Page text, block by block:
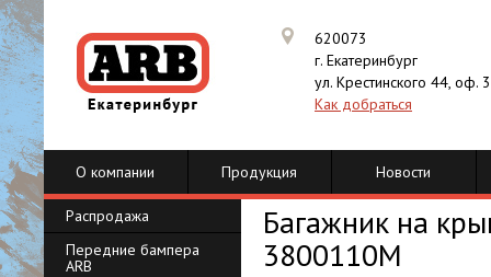
620073
г. Екатеринбург
ул. Крестинского 44, оф.
Как добраться
О компании Продукция Новости
Распродажа
Передние бампера
ARB
Багажник на
3800110M